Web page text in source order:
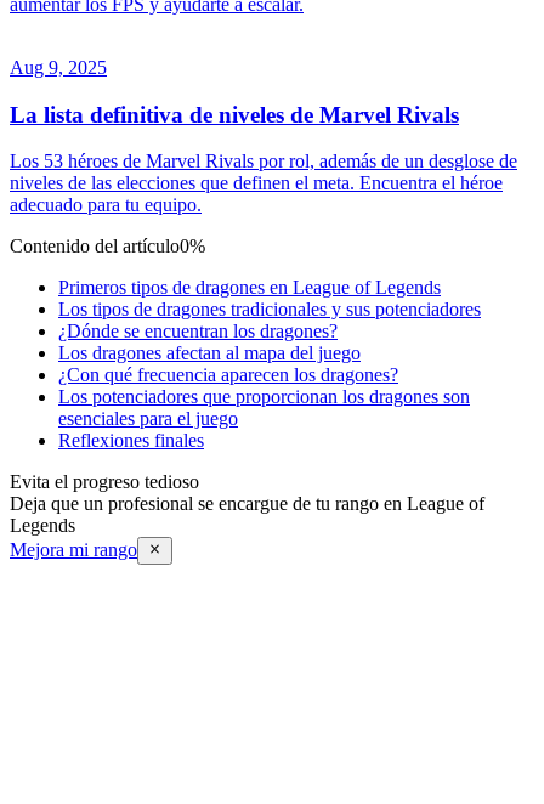
Aug 9, 2025
La lista definitiva de niveles de Marvel Rivals
Los 53 héroes de Marvel Rivals por rol, además de un desglose de
niveles de las elecciones que definen el meta. Encuentra el héroe
adecuado para tu equipo.
Contenido del artículo0%
Primeros tipos de dragones en League of Legends
Los tipos de dragones tradicionales y sus potenciadores
¿Dónde se encuentran los dragones?
Los dragones afectan al mapa del juego
¿Con qué frecuencia aparecen los dragones?
Los potenciadores que proporcionan los dragones son
esenciales para el juego
Reflexiones finales
Evita el progreso tedioso
Deja que un profesional se encargue de tu rango en League of
Legends
Mejora mi rango